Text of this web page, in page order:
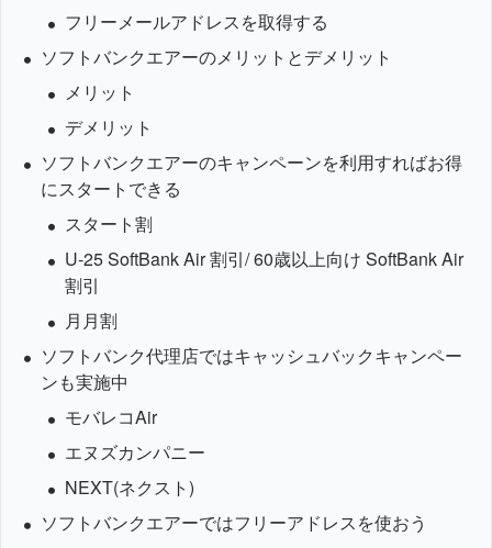
フリーメールアドレスを取得する
ソフトバンクエアーのメリットとデメリット
メリット
デメリット
ソフトバンクエアーのキャンペーンを利用すればお得
にスタートできる
スタート割
U-25 SoftBank Air 割引/ 60歳以上向け SoftBank Air
割引
月月割
ソフトバンク代理店ではキャッシュバックキャンペー
ンも実施中
モバレコAir
エヌズカンパニー
NEXT(ネクスト)
ソフトバンクエアーではフリーアドレスを使おう